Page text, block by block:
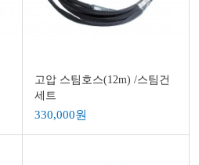
고압 스팀호스(12m) /스팀건
세트
330,000원